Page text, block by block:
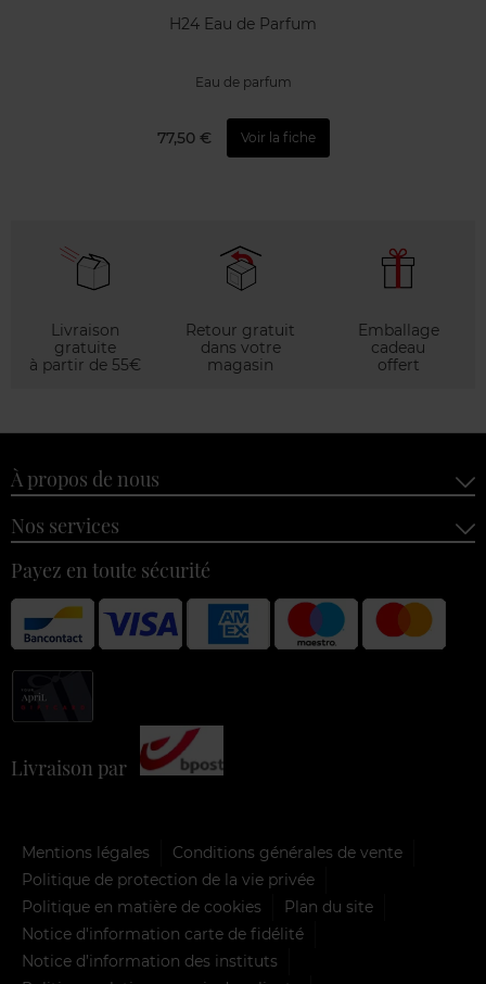
H24 Eau de Parfum
Eau de parfum
77,50 € Voir la fiche
Livraison
gratuite
à partir de 55€
Retour gratuit
dans votre
magasin
Emballage
cadeau
offert
À propos de nous
Nos services
Payez en toute sécurité
Livraison par
Mentions légales
Conditions générales de vente
Politique de protection de la vie privée
Politique en matière de cookies
Plan du site
Notice d'information carte de fidélité
Notice d’information des instituts